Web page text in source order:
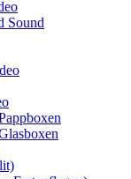
Sound